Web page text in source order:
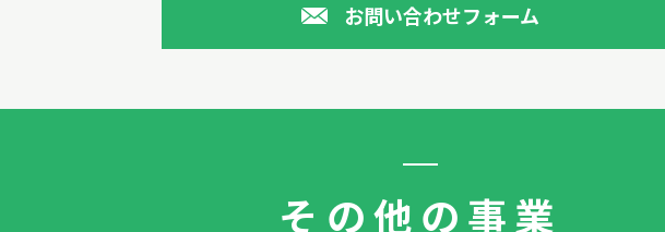
お問い合わせフォーム
その他の事業